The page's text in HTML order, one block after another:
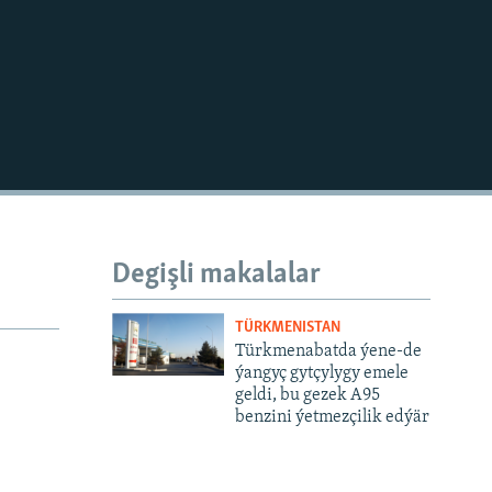
Degişli makalalar
TÜRKMENISTAN
Türkmenabatda ýene-de
ýangyç gytçylygy emele
geldi, bu gezek A95
benzini ýetmezçilik edýär